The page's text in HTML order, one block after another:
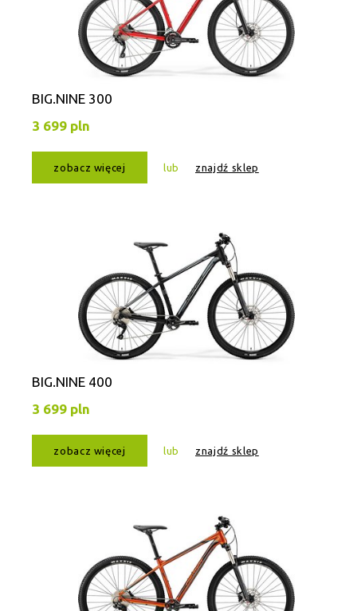
BIG.NINE 300
3 699 pln
zobacz więcej lub znajdź sklep
BIG.NINE 400
3 699 pln
zobacz więcej lub znajdź sklep